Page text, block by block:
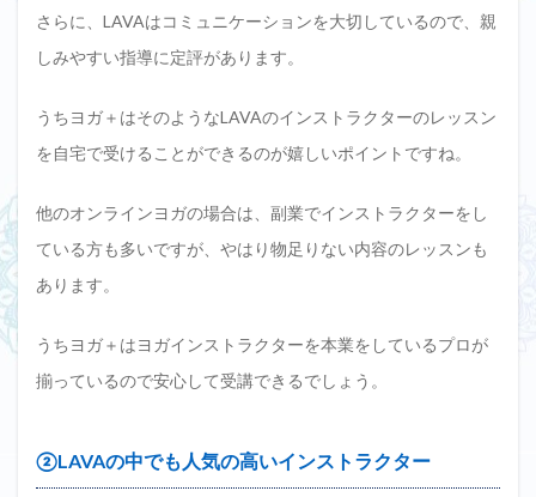
さらに、LAVAはコミュニケーションを大切しているので、親
しみやすい指導に定評があります。
うちヨガ＋はそのようなLAVAのインストラクターのレッスン
を自宅で受けることができるのが嬉しいポイントですね。
他のオンラインヨガの場合は、副業でインストラクターをし
ている方も多いですが、やはり物足りない内容のレッスンも
あります。
うちヨガ＋はヨガインストラクターを本業をしているプロが
揃っているので安心して受講できるでしょう。
②LAVAの中でも人気の高いインストラクター